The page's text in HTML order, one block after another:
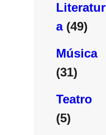
Literatur
a(49)
Música
(31)
Teatro
(5)